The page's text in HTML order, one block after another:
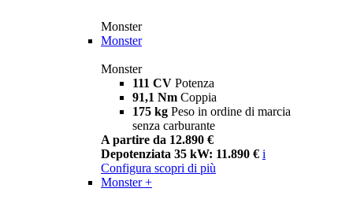
Monster
Monster
Monster
111 CV Potenza
91,1 Nm Coppia
175 kg Peso in ordine di marcia
senza carburante
A partire da 12.890 €
Depotenziata 35 kW: 11.890 € i
Configura scopri di più
Monster +